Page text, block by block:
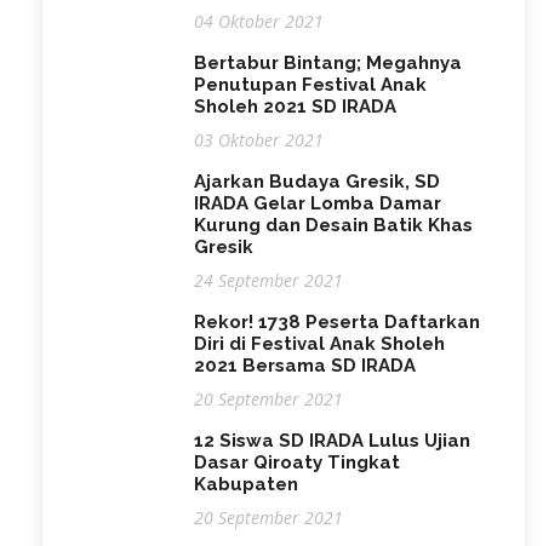
04 Oktober 2021
Bertabur Bintang; Megahnya
Penutupan Festival Anak
Sholeh 2021 SD IRADA
03 Oktober 2021
Ajarkan Budaya Gresik, SD
IRADA Gelar Lomba Damar
Kurung dan Desain Batik Khas
Gresik
24 September 2021
Rekor! 1738 Peserta Daftarkan
Diri di Festival Anak Sholeh
2021 Bersama SD IRADA
20 September 2021
12 Siswa SD IRADA Lulus Ujian
Dasar Qiroaty Tingkat
Kabupaten
20 September 2021